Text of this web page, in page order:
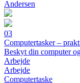
Andersen
03
Computertasker –
Beskyt din computer
Arbejde
Arbejde
Computertaske